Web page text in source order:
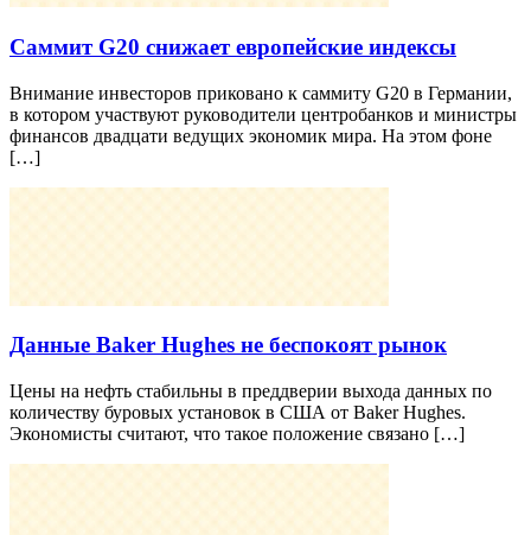
Саммит G20 снижает европейские индексы
Внимание инвесторов приковано к саммиту G20 в Германии,
в котором участвуют руководители центробанков и министры
финансов двадцати ведущих экономик мира. На этом фоне
[…]
Данные Baker Hughes не беспокоят рынок
Цены на нефть стабильны в преддверии выхода данных по
количеству буровых установок в США от Baker Hughes.
Экономисты считают, что такое положение связано […]